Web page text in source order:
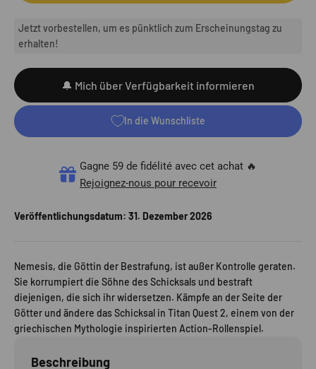
Jetzt vorbestellen, um es pünktlich zum Erscheinungstag zu
erhalten!
🔔 Mich über Verfügbarkeit informieren
In die Wunschliste
Gagne 59 de fidélité avec cet achat 🔥
Rejoignez-nous pour recevoir
Veröffentlichungsdatum: 31. Dezember 2026
Nemesis, die Göttin der Bestrafung, ist außer Kontrolle geraten.
Sie korrumpiert die Söhne des Schicksals und bestraft
diejenigen, die sich ihr widersetzen. Kämpfe an der Seite der
Götter und ändere das Schicksal in Titan Quest 2, einem von der
griechischen Mythologie inspirierten Action-Rollenspiel.
Beschreibung